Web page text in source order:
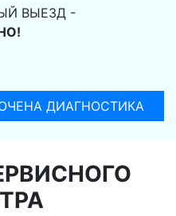
ВЫЕЗД -
ДИАГНОСТИКА